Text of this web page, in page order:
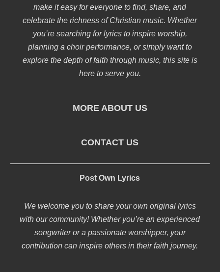
make it easy for everyone to find, share, and
celebrate the richness of Christian music. Whether
you’re searching for lyrics to inspire worship,
planning a choir performance, or simply want to
explore the depth of faith through music, this site is
here to serve you.
MORE ABOUT US
CONTACT US
Post Own Lyrics
We welcome you to share your own original lyrics
with our community! Whether you’re an experienced
songwriter or a passionate worshipper, your
contribution can inspire others in their faith journey.